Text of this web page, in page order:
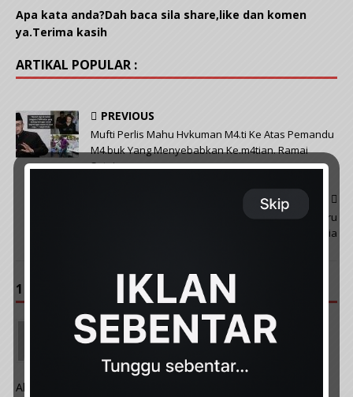
Apa kata anda?Dah baca sila share,like dan komen
ya.Terima kasih
ARTIKAL POPULAR :
PREVIOUS
Mufti Perlis Mahu Hvkuman M4.ti Ke Atas Pemandu
M4.buk Yang Menyebabkan Ke.m4tian. Ramai
Setuju
NEXT
‘Saya Memang Asal 100% Orang P4last1n’, CEF AMMAR Terharu
Sokongan Rakyat Malaysia
1 COMMENT
Rahimi Saad
JUNE 2, 2021 AT 7:09 PM
Alhamdulillah. Hidayah, mutlak milik ALLAH SWT.